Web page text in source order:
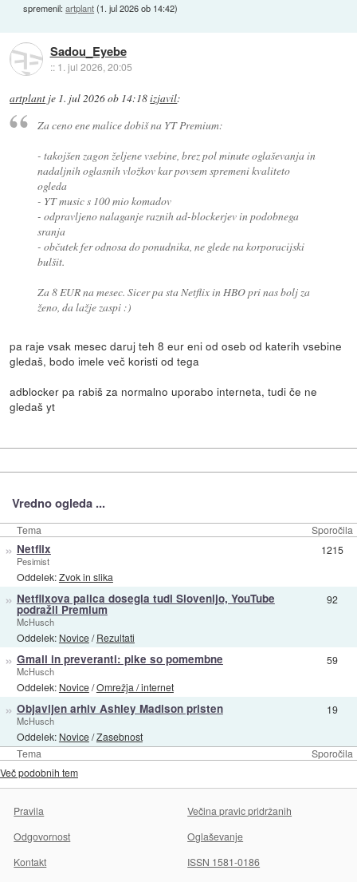
spremenil:artplant(1. jul 2026 ob 14:42)
Sadou_Eyebe
:: 1. jul 2026, 20:05
artplant je 1. jul 2026 ob 14:18izjavil:
Za ceno ene malice dobiš na YT Premium:
- takojšen zagon željene vsebine, brez pol minute oglaševanja in
nadaljnih oglasnih vložkov kar povsem spremeni kvaliteto
ogleda
- YT music s 100 mio komadov
- odpravljeno nalaganje raznih ad-blockerjev in podobnega
sranja
- občutek fer odnosa do ponudnika, ne glede na korporacijski
bulšit.
Za 8 EUR na mesec. Sicer pa sta Netflix in HBO pri nas bolj za
ženo, da lažje zaspi :)
pa raje vsak mesec daruj teh 8 eur eni od oseb od katerih vsebine
gledaš, bodo imele več koristi od tega
adblocker pa rabiš za normalno uporabo interneta, tudi če ne
gledaš yt
Vredno ogleda ...
Tema Sporočila
Tema Sporočila
» Netflix
Pesimist
Oddelek:Zvok in slika
1215
» Netflixova palica dosegla tudi Slovenijo, YouTube
podražil Premium
McHusch
Oddelek: Novice/Rezultati
92
» Gmail in preveranti: pike so pomembne
McHusch
Oddelek: Novice/Omrežja / internet
59
» Objavljen arhiv Ashley Madison pristen
McHusch
Oddelek: Novice/Zasebnost
19
Več podobnih tem
Pravila
Večina pravic pridržanih
Odgovornost
Oglaševanje
Kontakt
ISSN 1581-0186